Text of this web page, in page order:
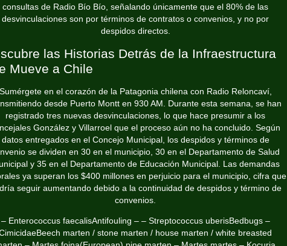
consultas de Radio Bío Bío, señalando únicamente que el 80% de las
desvinculaciones son por términos de contratos o convenios, y no por
despidos directos.
las Historias Detrás de la Infraestructura
Mueve a Chile
Sumérgete en el corazón de la Patagonia chilena con Radio Reloncaví,
desde Puerto Montt en 930 AM. Durante esta semana, se han
registrado tres nuevas desvinculaciones, lo que hace presumir a los
González y Villarroel que el proceso aún no ha concluido. Según
datos entregados en el Concejo Municipal, los despidos y términos de
se dividen en 30 en el municipio, 30 en el Departamento de Salud
y 35 en el Departamento de Educación Municipal. Las demandas
ya superan los $400 millones en perjuicio para el municipio, cifra que
seguir aumentando debido a la continuidad de despidos y término de
convenios.
– Enterococcus faecalisAntifouling – – Streptococcus uberisBedbugs –
marten / stone marten / house marten / white breasted